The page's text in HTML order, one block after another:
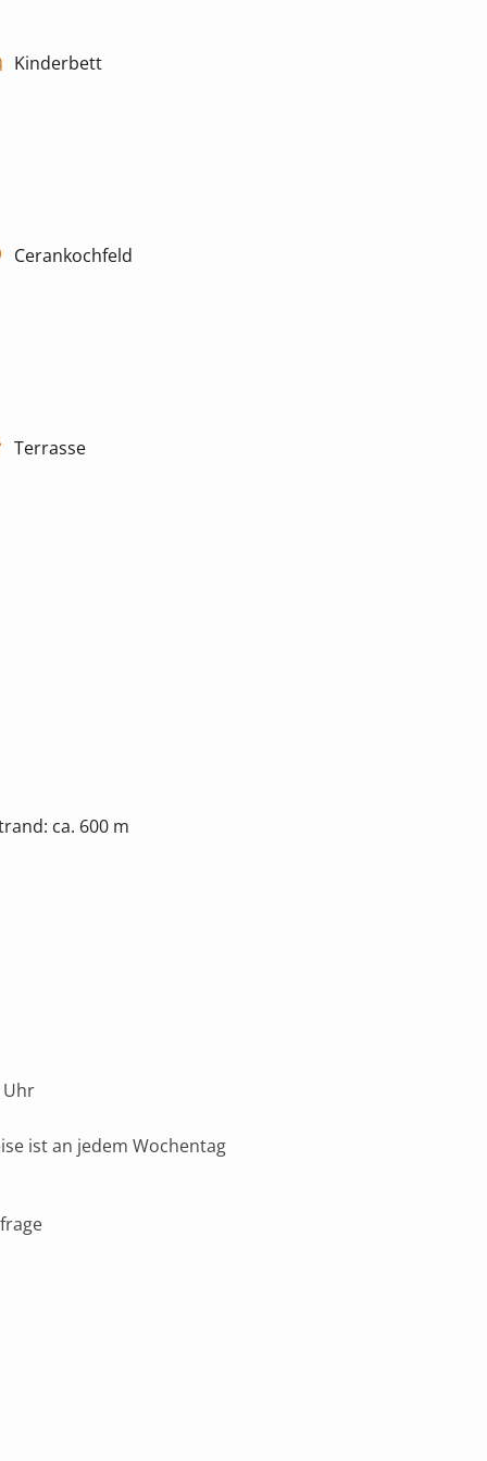
Kinderbett
Cerankochfeld
Terrasse
ca. 600 m
Uhr
ist an jedem Wochentag